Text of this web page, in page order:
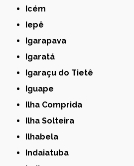
Icém
Iepê
Igarapava
Igaratá
Igaraçu do Tietê
Iguape
Ilha Comprida
Ilha Solteira
Ilhabela
Indaiatuba